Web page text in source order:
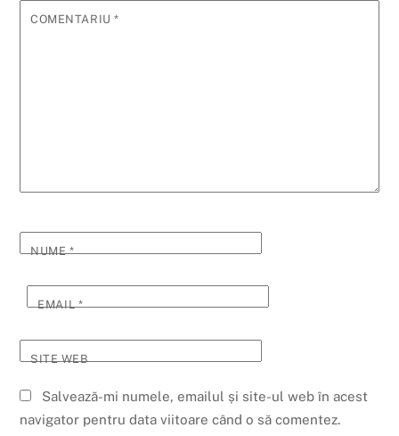
COMENTARIU*
NUME*
EMAIL*
SITE WEB
Salvează-mi numele, emailul și site-ul web în acest
navigator pentru data viitoare când o să comentez.